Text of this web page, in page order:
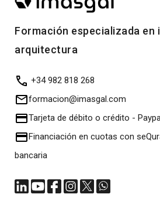
Formación especializada en
arquitectura
+34 982 818 268
formacion@imasgal.com
Tarjeta de débito o crédito -
Financiación en cuotas con
bancaria